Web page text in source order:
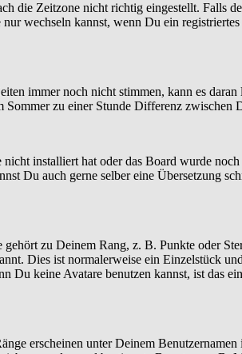
die Zeitzone nicht richtig eingestellt. Falls
wechseln kannst, wenn Du ein
immer noch nicht stimmen, kann es
zu einer Stunde Differenz zwischen
installiert hat oder das Board wurde
Du auch gerne selber eine Übersetzung
zu Deinem Rang, z. B. Punkte oder
Dies ist normalerweise ein Einzelstück
Du keine Avatare benutzen kannst, ist das
erscheinen unter Deinem